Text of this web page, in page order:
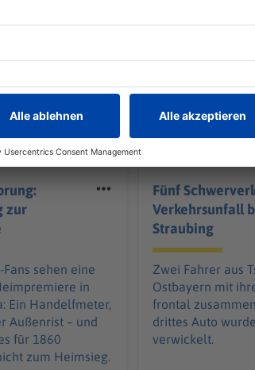
zur
sehen eine
in
Ein Handelfmeter,
Außenrist – und
für 1860
zum Heimsieg.
Fünf
Verkehrsunfall
Straubing
Zwei Fahrer aus
Ostbayern mit
frontal
drittes Auto
verwickelt.